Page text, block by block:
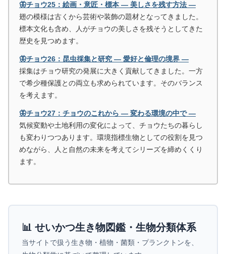
🦋チョウ25：絵画・意匠・標本 ― 美しさを残す方法 ―
翅の模様は古くから芸術や装飾の題材となってきました。
標本文化も含め、人がチョウの美しさを残そうとしてきた
歴史を見つめます。
🦋チョウ26：昆虫採集と研究 ― 愛好と倫理の境界 ―
採集はチョウ研究の発展に大きく貢献してきました。一方
で希少種保護との両立も求められています。そのバランス
を考えます。
🦋チョウ27：チョウのこれから ― 変わる環境の中で ―
気候変動や土地利用の変化によって、チョウたちの暮らし
も変わりつつあります。環境指標生物としての役割を見つ
めながら、人と自然の未来を考えてシリーズを締めくくり
ます。
📊 せいかつ生き物図鑑・生物分類体系
当サイトで扱う生き物・植物・菌類・プランクトンを、